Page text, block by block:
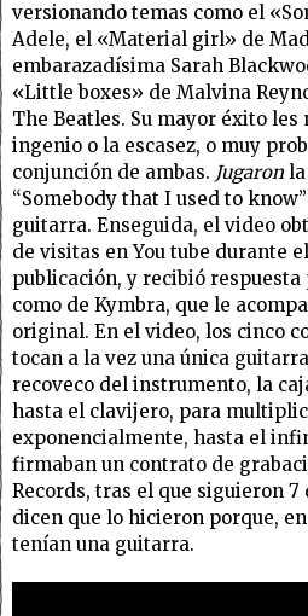
versionando temas como el
Adele, el «Material girl» de
embarazadísima Sarah
«Little boxes» de Malvina
The Beatles. Su mayor éxito les
ingenio o la escasez, o muy
conjunción de ambas. Jugaron
“Somebody that I used to
guitarra. Enseguida, el video
de visitas en You tube durante
publicación, y recibió
como de Kymbra, que le
original. En el video, los cinco
tocan a la vez una única
recoveco del instrumento, la
hasta el clavijero, para
exponencialmente, hasta el
firmaban un contrato de
Records, tras el que siguieron 7
dicen que lo hicieron porque,
tenían una guitarra.